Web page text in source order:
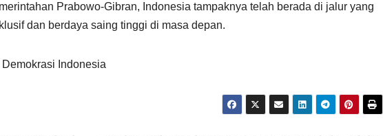
Prabowo-Gibran, Indonesia tampaknya telah berada di jalur yang
dan berdaya saing tinggi di masa depan.
Indonesia